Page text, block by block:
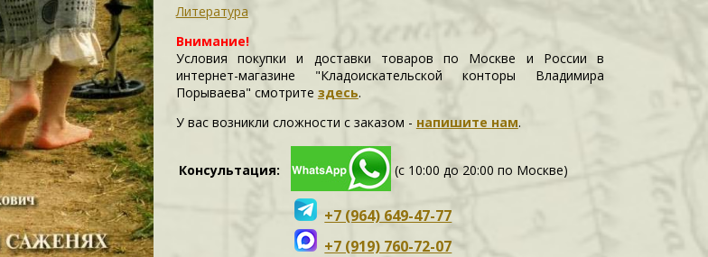
Литература
Внимание!
Условия покупки и доставки товаров по Москве и России в
интернет-магазине "Кладоискательской конторы Владимира
Порываева" смотрите здесь.
У вас возникли сложности c заказом - напишите нам.
Консультация: (с 10:00 до 20:00 по Москве)
+7 (964) 649-47-77
+7 (919) 760-72-07